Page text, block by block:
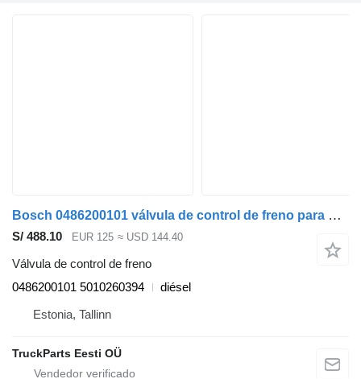
Bosch 0486200101 válvula de control de freno para Renault Magnum (1990-2014) cabeza tractora
S/ 488.10 EUR 125 ≈ USD 144.40
Válvula de control de freno
0486200101 5010260394
diésel
Estonia, Tallinn
TruckParts Eesti OÜ